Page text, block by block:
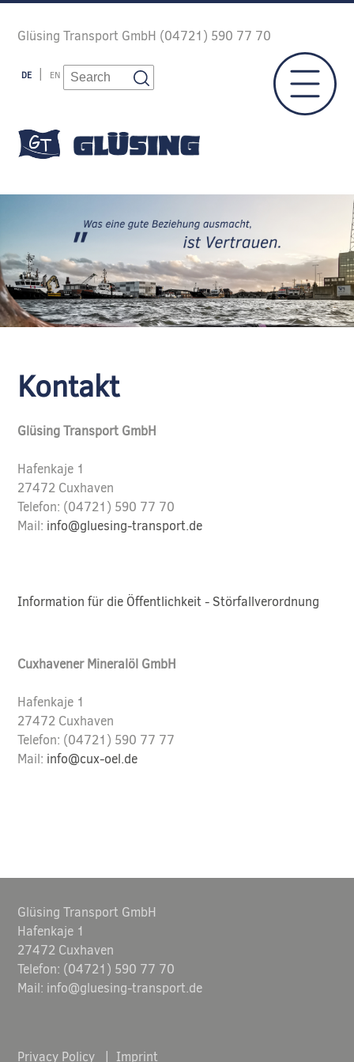
Glüsing Transport GmbH (04721) 590 77 70
DE EN
Kontakt
Glüsing Transport GmbH
Hafenkaje 1
27472 Cuxhaven
Telefon: (04721) 590 77 70
Mail: info@gluesing-transport.de
Information für die Öffentlichkeit - Störfallverordnung
Cuxhavener Mineralöl GmbH
Hafenkaje 1
27472 Cuxhaven
Telefon: (04721) 590 77 77
Mail: info@cux-oel.de
Glüsing Transport GmbH
Hafenkaje 1
27472 Cuxhaven
Telefon: (04721) 590 77 70
Mail: info@gluesing-transport.de
Navigation
Privacy Policy Imprint